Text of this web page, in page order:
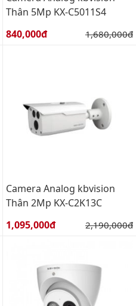
Thân 5Mp KX-C5011S4
Giá bán:
840,000đ Giá gốc:
1,680,000đ
Camera Analog kbvision
Thân 2Mp KX-C2K13C
Giá bán:
1,095,000đ Giá gốc:
2,190,000đ